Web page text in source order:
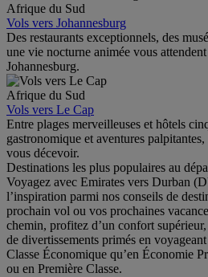
Afrique du Sud
Vols vers Johannesburg
Des restaurants exceptionnels, des
une vie nocturne animée vous
Johannesburg.
Afrique du Sud
Vols vers Le Cap
Entre plages merveilleuses et hôtels
gastronomique et aventures
vous décevoir.
Destinations les plus populaires au
Voyagez avec Emirates vers Durban
l’inspiration parmi nos conseils de
prochain vol ou vos prochaines
chemin, profitez d’un confort
de divertissements primés en
Classe Économique qu’en Économie
ou en Première Classe.